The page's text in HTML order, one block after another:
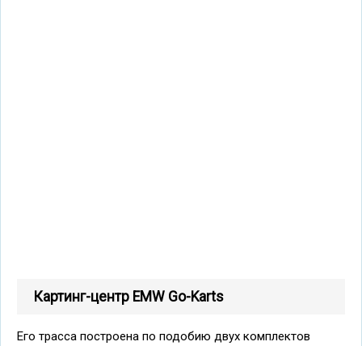
Картинг-центр EMW Go-Karts
Его трасса построена по подобию двух комплектов